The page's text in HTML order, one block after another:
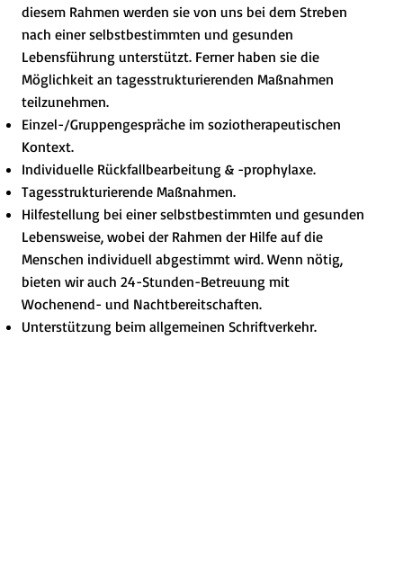
diesem Rahmen werden sie von uns bei dem Streben
nach einer selbstbestimmten und gesunden
Lebensführung unterstützt. Ferner haben sie die
Möglichkeit an tagesstrukturierenden Maßnahmen
teilzunehmen.
Einzel-/Gruppengespräche im soziotherapeutischen
Kontext.
Individuelle Rückfallbearbeitung & -prophylaxe.
Tagesstrukturierende Maßnahmen.
Hilfestellung bei einer selbstbestimmten und gesunden
Lebensweise, wobei der Rahmen der Hilfe auf die
Menschen individuell abgestimmt wird. Wenn nötig,
bieten wir auch 24-Stunden-Betreuung mit
Wochenend- und Nachtbereitschaften.
Unterstützung beim allgemeinen Schriftverkehr.